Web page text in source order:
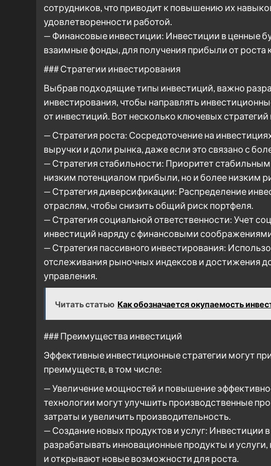
сотрудников, что приводит к повышению их
удовлетворенности работой.
— Финансовые инвестиции: Инвестиции в ценные
взаимные фонды, для получения прибыли от роста
### Стратегии инвестирования
Выбрав подходящие типы инвестиций, важно
инвестирования, чтобы направлять
от инвестиций. Вот несколько ключевых
— Стратегия роста: Сосредоточение на
выручки и доли рынка, даже если это связано с
— Стратегия стабильности: Приоритет
низким потенциалом прибыли, но и более низким
— Стратегия диверсификации: Распределение
отраслям, чтобы снизить общий риск портфеля.
— Стратегия социальной ответственности: Учет
инвестиций наряду с финансовыми
— Стратегия пассивного инвестирования:
отслеживания рыночных индексов и достижения
управления.
Читать статью Как обозначается окупаемость
### Преимущества инвестиций
Эффективные инвестиционные стратегии могут
преимуществ, в том числе:
— Увеличение мощностей и повышение
технологии могут улучшить производственные
затраты и увеличить производительность.
— Создание новых продуктов и услуг:
разрабатывать инновационные продукты и
и открывают новые возможности для роста.